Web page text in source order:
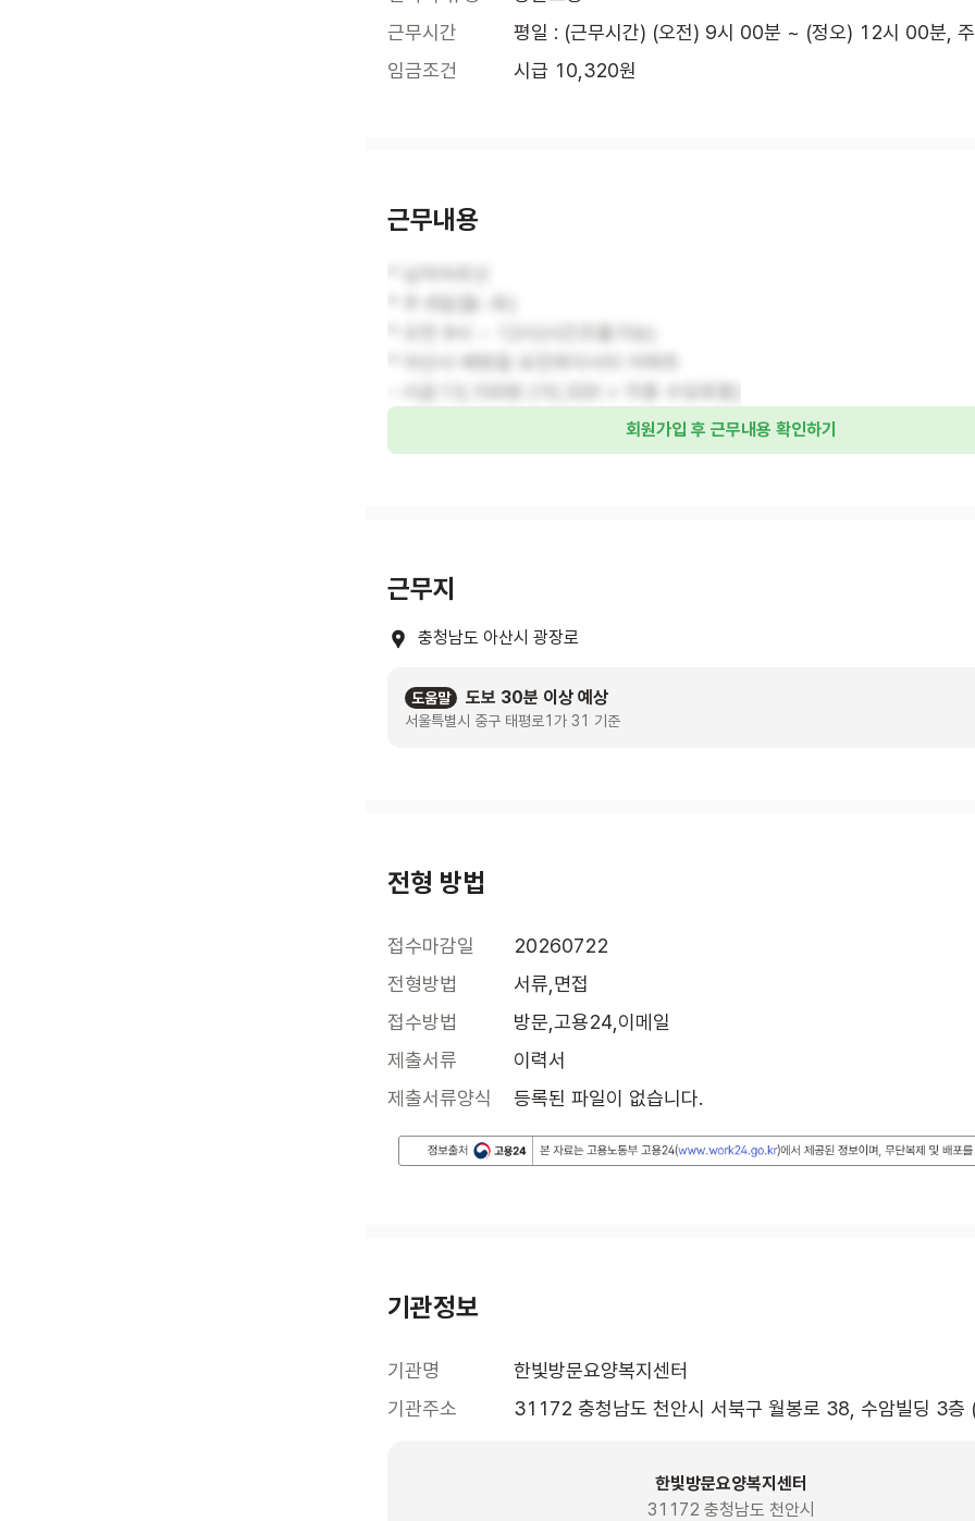
근무시간
평일 : (근무시간) (오전) 9시 00분 ~ (정오) 12시 00분,
임금조건
시급 10,320원
근무내용
회원가입 후 근무내용 확인하기
근무지
충청남도 아산시 광장로
도움말 도보 30분 이상 예상
서울특별시 중구 태평로1가 31 기준
전형 방법
접수마감일
20260722
전형방법
서류,면접
접수방법
방문,고용24,이메일
제출서류
이력서
제출서류양식
등록된 파일이 없습니다.
기관정보
기관명
한빛방문요양복지센터
기관주소
31172 충청남도 천안시 서북구 월봉로 38, 수암빌딩 3층
한빛방문요양복지센터
31172 충청남도 천안시